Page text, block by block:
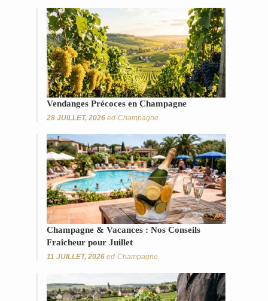
Vendanges Précoces en Champagne
28 JUILLET, 2026 ed-Champagne
Champagne & Vacances : Nos Conseils
Fraîcheur pour Juillet
11 JUILLET, 2026 ed-Champagne